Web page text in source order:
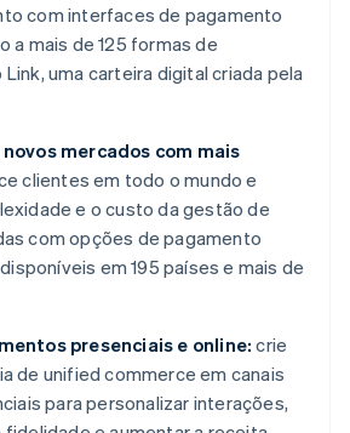
com interfaces de pagamento
a mais de 125 formas de
uma carteira digital criada pela
mercados com mais
clientes em todo o mundo e
e o custo da gestão de
com opções de pagamento
em 195 países e mais de
presenciais e online:crie
de unified commerce em canais
para personalizar interações,